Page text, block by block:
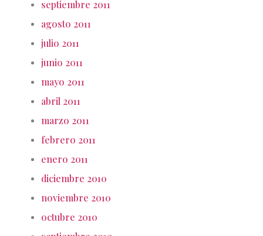
septiembre 2011
agosto 2011
julio 2011
junio 2011
mayo 2011
abril 2011
marzo 2011
febrero 2011
enero 2011
diciembre 2010
noviembre 2010
octubre 2010